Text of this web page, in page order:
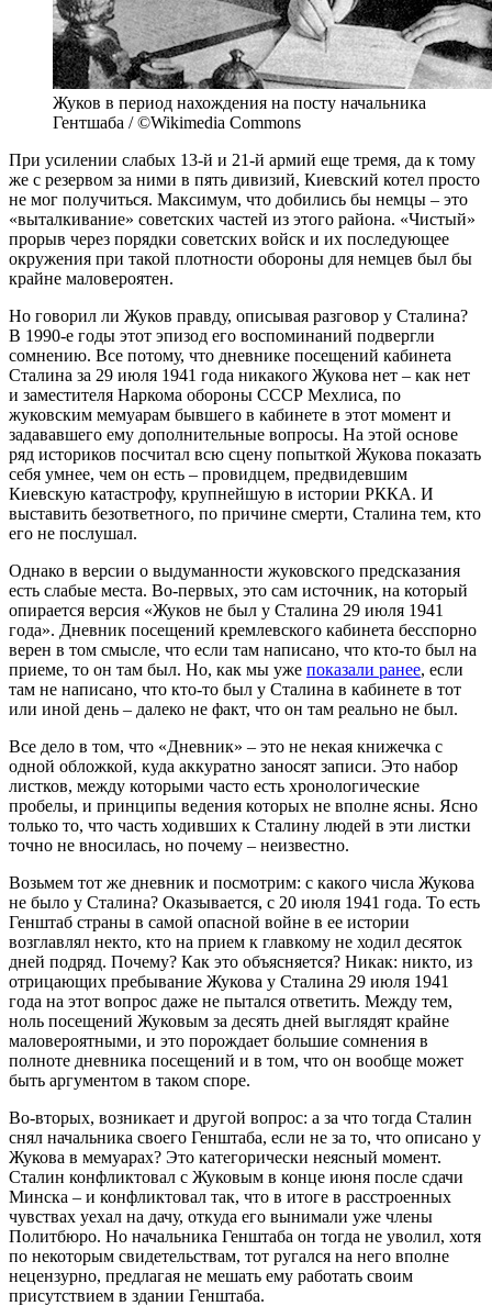
Жуков в период нахождения на посту начальника
Гентшаба / ©Wikimedia Commons
При усилении слабых 13-й и 21-й армий еще тремя, да к тому
же с резервом за ними в пять дивизий, Киевский котел просто
не мог получиться. Максимум, что добились бы немцы – это
«выталкивание» советских частей из этого района. «Чистый»
прорыв через порядки советских войск и их последующее
окружения при такой плотности обороны для немцев был бы
крайне маловероятен.
Но говорил ли Жуков правду, описывая разговор у Сталина?
В 1990-е годы этот эпизод его воспоминаний подвергли
сомнению. Все потому, что дневнике посещений кабинета
Сталина за 29 июля 1941 года никакого Жукова нет – как нет
и заместителя Наркома обороны СССР Мехлиса, по
жуковским мемуарам бывшего в кабинете в этот момент и
задававшего ему дополнительные вопросы. На этой основе
ряд историков посчитал всю сцену попыткой Жукова показать
себя умнее, чем он есть – провидцем, предвидевшим
Киевскую катастрофу, крупнейшую в истории РККА. И
выставить безответного, по причине смерти, Сталина тем, кто
его не послушал.
Однако в версии о выдуманности жуковского предсказания
есть слабые места. Во-первых, это сам источник, на который
опирается версия «Жуков не был у Сталина 29 июля 1941
года». Дневник посещений кремлевского кабинета бесспорно
верен в том смысле, что если там написано, что кто-то был на
приеме, то он там был. Но, как мы уже показали ранее, если
там не написано, что кто-то был у Сталина в кабинете в тот
или иной день – далеко не факт, что он там реально не был.
Все дело в том, что «Дневник» – это не некая книжечка с
одной обложкой, куда аккуратно заносят записи. Это набор
листков, между которыми часто есть хронологические
пробелы, и принципы ведения которых не вполне ясны. Ясно
только то, что часть ходивших к Сталину людей в эти листки
точно не вносилась, но почему – неизвестно.
Возьмем тот же дневник и посмотрим: с какого числа Жукова
не было у Сталина? Оказывается, с 20 июля 1941 года. То есть
Генштаб страны в самой опасной войне в ее истории
возглавлял некто, кто на прием к главкому не ходил десяток
дней подряд. Почему? Как это объясняется? Никак: никто, из
отрицающих пребывание Жукова у Сталина 29 июля 1941
года на этот вопрос даже не пытался ответить. Между тем,
ноль посещений Жуковым за десять дней выглядят крайне
маловероятными, и это порождает большие сомнения в
полноте дневника посещений и в том, что он вообще может
быть аргументом в таком споре.
Во-вторых, возникает и другой вопрос: а за что тогда Сталин
снял начальника своего Генштаба, если не за то, что описано у
Жукова в мемуарах? Это категорически неясный момент.
Сталин конфликтовал с Жуковым в конце июня после сдачи
Минска – и конфликтовал так, что в итоге в расстроенных
чувствах уехал на дачу, откуда его вынимали уже члены
Политбюро. Но начальника Генштаба он тогда не уволил, хотя
по некоторым свидетельствам, тот ругался на него вполне
нецензурно, предлагая не мешать ему работать своим
присутствием в здании Генштаба.